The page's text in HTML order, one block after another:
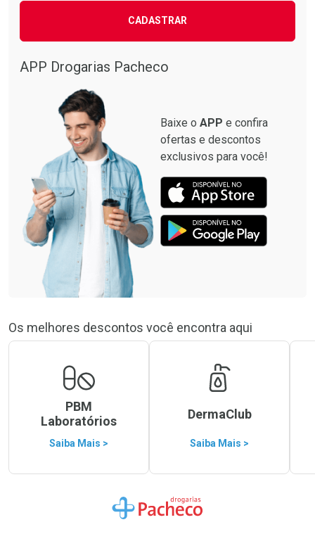
CADASTRAR
APP Drogarias Pacheco
Baixe o APP e confira
ofertas e descontos
exclusivos para você!
Os melhores descontos você encontra aqui
PBM
Laboratórios
Saiba Mais >
DermaClub
Saiba Mais >
Ir para a Home